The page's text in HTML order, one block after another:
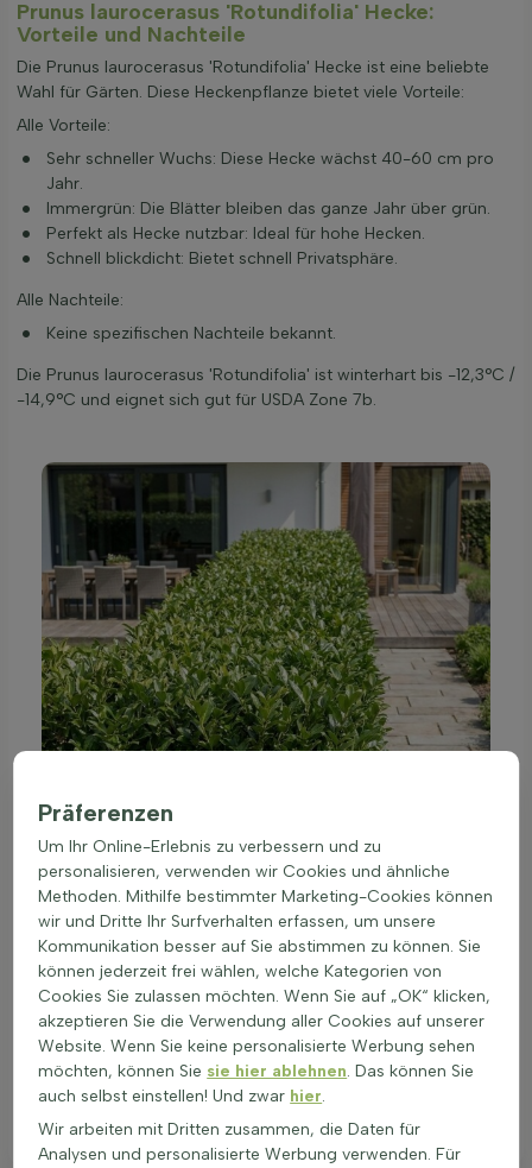
Prunus laurocerasus 'Rotundifolia' Hecke:
Vorteile und Nachteile
Die Prunus laurocerasus 'Rotundifolia' Hecke ist eine beliebte
Wahl für Gärten. Diese Heckenpflanze bietet viele Vorteile:
Alle Vorteile:
Sehr schneller Wuchs: Diese Hecke wächst 40-60 cm pro
Jahr.
Immergrün: Die Blätter bleiben das ganze Jahr über grün.
Perfekt als Hecke nutzbar: Ideal für hohe Hecken.
Schnell blickdicht: Bietet schnell Privatsphäre.
Alle Nachteile:
Keine spezifischen Nachteile bekannt.
Die Prunus laurocerasus 'Rotundifolia' ist winterhart bis -12,3°C /
-14,9°C und eignet sich gut für USDA Zone 7b.
Präferenzen
Um Ihr Online-Erlebnis zu verbessern und zu
personalisieren, verwenden wir Cookies und ähnliche
Methoden. Mithilfe bestimmter Marketing-Cookies können
wir und Dritte Ihr Surfverhalten erfassen, um unsere
Kommunikation besser auf Sie abstimmen zu können. Sie
können jederzeit frei wählen, welche Kategorien von
Cookies Sie zulassen möchten. Wenn Sie auf „OK“ klicken,
akzeptieren Sie die Verwendung aller Cookies auf unserer
Website. Wenn Sie keine personalisierte Werbung sehen
möchten, können Sie sie hier ablehnen. Das können Sie
auch selbst einstellen! Und zwar hier.
Wir arbeiten mit Dritten zusammen, die Daten für
Analysen und personalisierte Werbung verwenden. Für